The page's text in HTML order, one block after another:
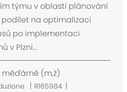
týmu v oblasti plánování
podílet na optimalizaci
po implementaci
v Plzni...
měďárně (m,ž)
R165984